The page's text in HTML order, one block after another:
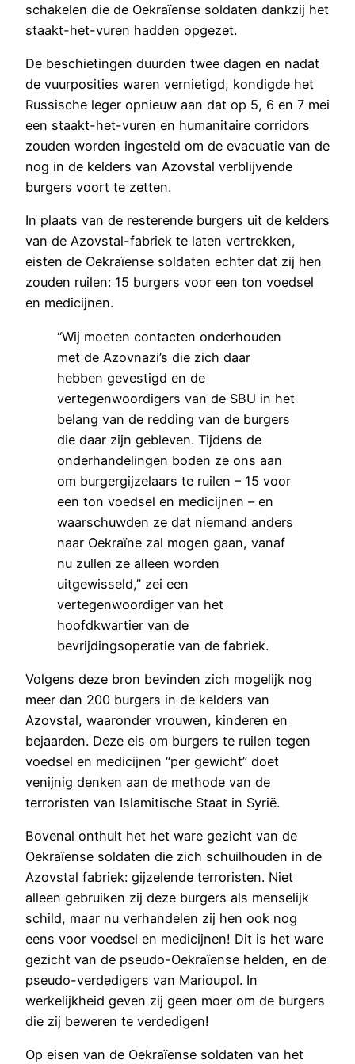
schakelen die de Oekraïense soldaten dankzij het
staakt-het-vuren hadden opgezet.
De beschietingen duurden twee dagen en nadat
de vuurposities waren vernietigd, kondigde het
Russische leger opnieuw aan dat op 5, 6 en 7 mei
een staakt-het-vuren en humanitaire corridors
zouden worden ingesteld om de evacuatie van de
nog in de kelders van Azovstal verblijvende
burgers voort te zetten.
In plaats van de resterende burgers uit de kelders
van de Azovstal-fabriek te laten vertrekken,
eisten de Oekraïense soldaten echter dat zij hen
zouden ruilen: 15 burgers voor een ton voedsel
en medicijnen.
“Wij moeten contacten onderhouden
met de Azovnazi’s die zich daar
hebben gevestigd en de
vertegenwoordigers van de SBU in het
belang van de redding van de burgers
die daar zijn gebleven. Tijdens de
onderhandelingen boden ze ons aan
om burgergijzelaars te ruilen – 15 voor
een ton voedsel en medicijnen – en
waarschuwden ze dat niemand anders
naar Oekraïne zal mogen gaan, vanaf
nu zullen ze alleen worden
uitgewisseld,” zei een
vertegenwoordiger van het
hoofdkwartier van de
bevrijdingsoperatie van de fabriek.
Volgens deze bron bevinden zich mogelijk nog
meer dan 200 burgers in de kelders van
Azovstal, waaronder vrouwen, kinderen en
bejaarden. Deze eis om burgers te ruilen tegen
voedsel en medicijnen “per gewicht” doet
venijnig denken aan de methode van de
terroristen van Islamitische Staat in Syrië.
Bovenal onthult het het ware gezicht van de
Oekraïense soldaten die zich schuilhouden in de
Azovstal fabriek: gijzelende terroristen. Niet
alleen gebruiken zij deze burgers als menselijk
schild, maar nu verhandelen zij hen ook nog
eens voor voedsel en medicijnen! Dit is het ware
gezicht van de pseudo-Oekraïense helden, en de
pseudo-verdedigers van Marioupol. In
werkelijkheid geven zij geen moer om de burgers
die zij beweren te verdedigen!
Op eisen van de Oekraïense soldaten van het